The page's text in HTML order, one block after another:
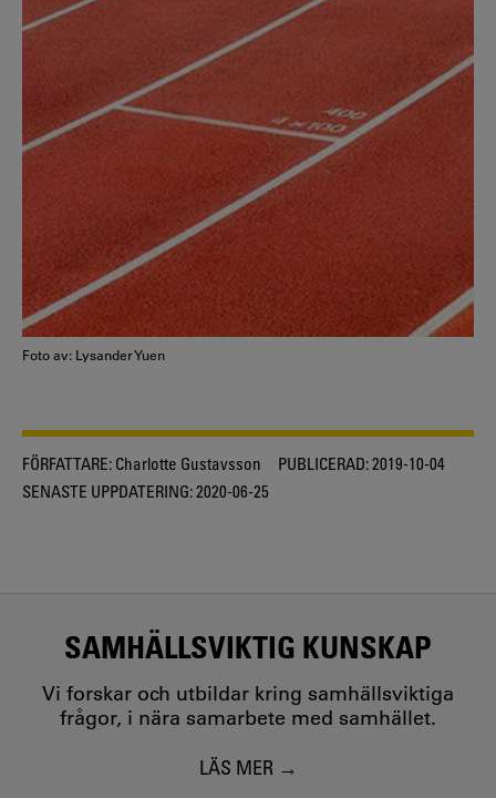
Foto av: Lysander Yuen
FÖRFATTARE: Charlotte Gustavsson PUBLICERAD:2019-10-04
SENASTE UPPDATERING:2020-06-25
SAMHÄLLSVIKTIG KUNSKAP
Vi forskar och utbildar kring samhällsviktiga
frågor, i nära samarbete med samhället.
LÄS MER